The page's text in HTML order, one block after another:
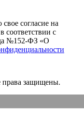
согласие на
соответствии с
№152-ФЗ «О
защищены.